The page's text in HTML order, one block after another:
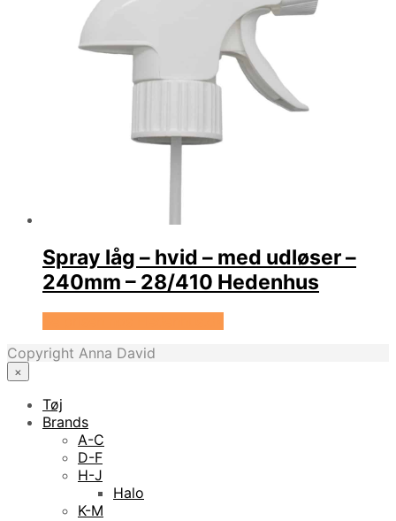
Spray låg – hvid – med udløser –
240mm – 28/410 Hedenhus
Copyright Anna David
×
Tøj
Brands
A-C
D-F
H-J
Halo
K-M